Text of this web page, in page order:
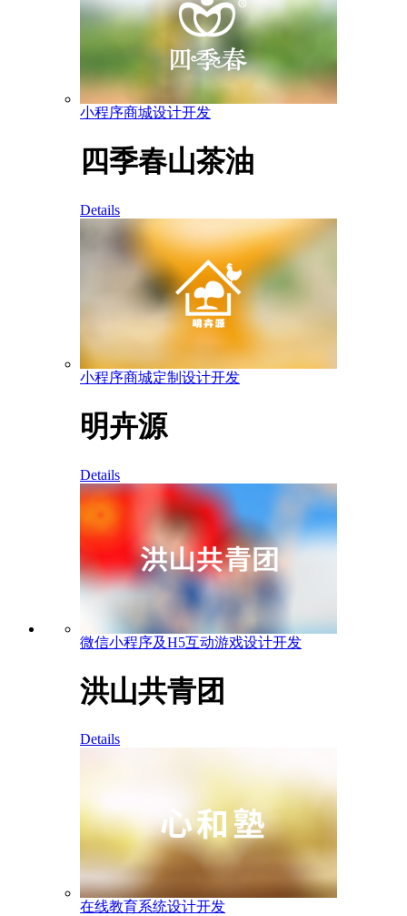
小程序商城设计开发
四季春山茶油
Details
小程序商城定制设计开发
明卉源
Details
微信小程序及H5互动游戏设计开发
洪山共青团
Details
在线教育系统设计开发